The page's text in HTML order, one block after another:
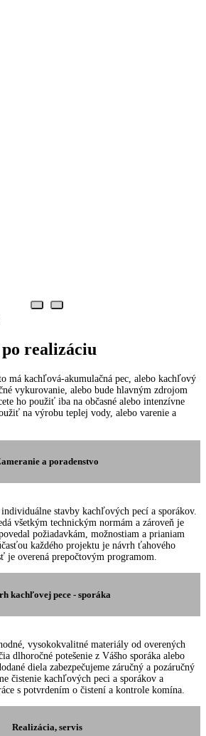
realizáciu
má kachľová-akumulačná pec, alebo kachľový
vykurovanie, alebo bude hlavným zdrojom
ho použiť iba na občasné alebo intenzívne
na výrobu teplej vody, alebo varenie a
a poradenstvo
stavby kachľových pecí a sporákov.
všetkým technickým normám a zároveň je
požiadavkám, možnostiam a prianiam
každého projektu je návrh ťahového
je overená prepočtovým programom.
kachľovej pece - sporáka
vysokokvalitné materiály od overených
dlhoročné potešenie z Vášho sporáka alebo
diela zabezpečujeme záručný a pozáručný
čistenie kachľových peci a sporákov a
s potvrdením o čistení a kontrole komína.
Realizácia, servis